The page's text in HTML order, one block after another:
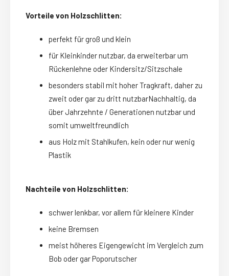
Vorteile von Holzschlitten:
perfekt für groß und klein
für Kleinkinder nutzbar, da erweiterbar um
Rückenlehne oder Kindersitz/Sitzschale
besonders stabil mit hoher Tragkraft, daher zu
zweit oder gar zu dritt nutzbarNachhaltig, da
über Jahrzehnte / Generationen nutzbar und
somit umweltfreundlich
aus Holz mit Stahlkufen, kein oder nur wenig
Plastik
Nachteile von Holzschlitten:
schwer lenkbar, vor allem für kleinere Kinder
keine Bremsen
meist höheres Eigengewicht im Vergleich zum
Bob oder gar Poporutscher